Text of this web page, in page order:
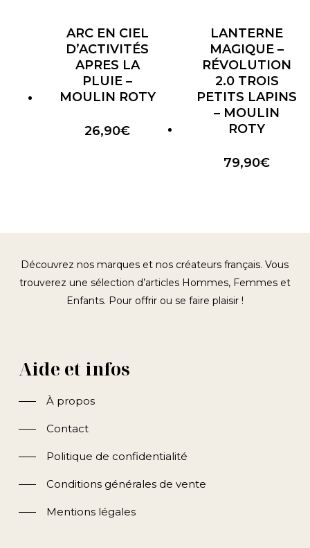
ARC EN CIEL
D’ACTIVITÉS
APRES LA
PLUIE –
MOULIN ROTY
26,90€
LANTERNE
MAGIQUE –
RÉVOLUTION
2.0 TROIS
PETITS LAPINS
– MOULIN
ROTY
79,90€
Découvrez nos marques et nos créateurs français. Vous
trouverez une sélection d’articles Hommes, Femmes et
Enfants. Pour offrir ou se faire plaisir !
Aide et infos
À propos
Contact
Politique de confidentialité
Conditions générales de vente
Mentions légales